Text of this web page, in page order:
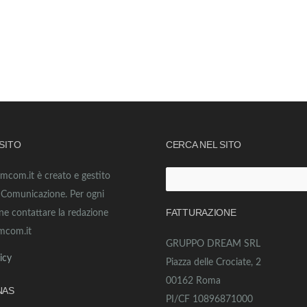
è creato e gestito
Per ogni
contattare la redazione
CERCA NEL SITO
FATTURAZIONE
GRUPPO DREAM SRL
Piazza delle Crociate, 2
00162 Roma
PI/CF 10896871000